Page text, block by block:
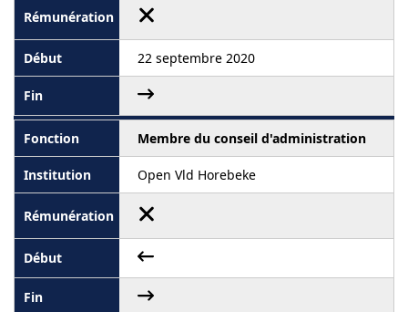
22 septembre 2020
Membre du conseil d'administration
Open Vld Horebeke